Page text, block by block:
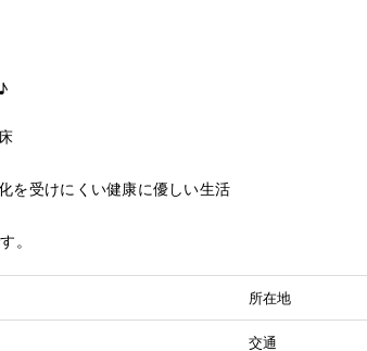
を受けにくい健康に優しい生活
。
所在地
交通